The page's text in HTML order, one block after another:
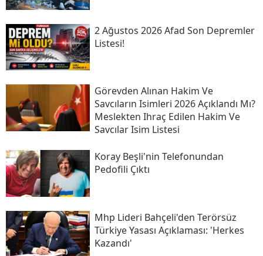
2 Ağustos 2026 Afad Son Depremler
Listesi!
Görevden Alınan Hakim Ve
Savcıların Isimleri 2026 Açıklandı Mı?
Meslekten Ihraç Edilen Hakim Ve
Savcılar Isim Listesi
Koray Beşli'nin Telefonundan
Pedofili Çıktı
Mhp Lideri Bahçeli'den Terörsüz
Türkiye Yasası Açıklaması: 'herkes
Kazandı'